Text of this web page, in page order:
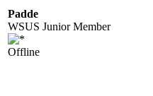
Padde
WSUS Junior Member
Offline